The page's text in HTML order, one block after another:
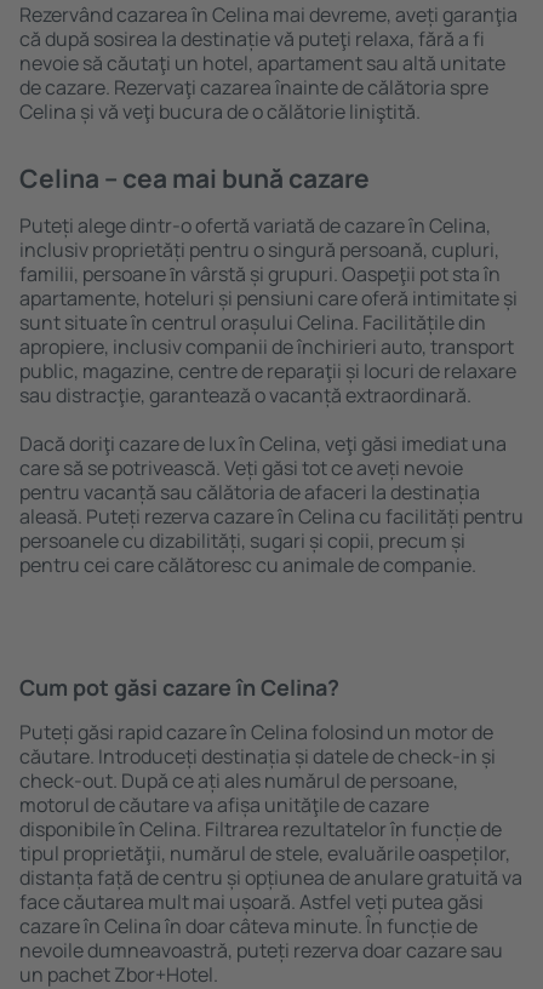
Rezervând cazarea în Celina mai devreme, aveți garanţia
că după sosirea la destinație vă puteţi relaxa, fără a fi
nevoie să căutaţi un hotel, apartament sau altă unitate
de cazare. Rezervaţi cazarea înainte de călătoria spre
Celina și vă veţi bucura de o călătorie liniştită.
Celina – cea mai bună cazare
Puteți alege dintr-o ofertă variată de cazare în Celina,
inclusiv proprietăți pentru o singură persoană, cupluri,
familii, persoane ȋn vârstă și grupuri. Oaspeţii pot sta în
apartamente, hoteluri și pensiuni care oferă intimitate și
sunt situate în centrul orașului Celina. Facilitățile din
apropiere, inclusiv companii de închirieri auto, transport
public, magazine, centre de reparaţii și locuri de relaxare
sau distracţie, garantează o vacanță extraordinară.
Dacă doriţi cazare de lux în Celina, veţi găsi imediat una
care să se potrivească. Veți găsi tot ce aveți nevoie
pentru vacanță sau călătoria de afaceri la destinația
aleasă. Puteți rezerva cazare în Celina cu facilități pentru
persoanele cu dizabilități, sugari și copii, precum și
pentru cei care călătoresc cu animale de companie.
Cum pot găsi cazare în Celina?
Puteți găsi rapid cazare în Celina folosind un motor de
căutare. Introduceți destinația și datele de check-in și
check-out. După ce ați ales numărul de persoane,
motorul de căutare va afișa unităţile de cazare
disponibile în Celina. Filtrarea rezultatelor în funcție de
tipul proprietăţii, numărul de stele, evaluările oaspeților,
distanța față de centru și opțiunea de anulare gratuită va
face căutarea mult mai ușoară. Astfel veți putea găsi
cazare în Celina în doar câteva minute. În funcție de
nevoile dumneavoastră, puteți rezerva doar cazare sau
un pachet Zbor+Hotel.